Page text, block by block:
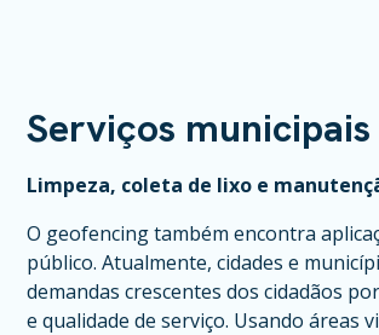
Serviços municipais
Limpeza, coleta de lixo e
O geofencing também encontra
público. Atualmente, cidades e
demandas crescentes dos cidadãos
e qualidade de serviço. Usando áreas